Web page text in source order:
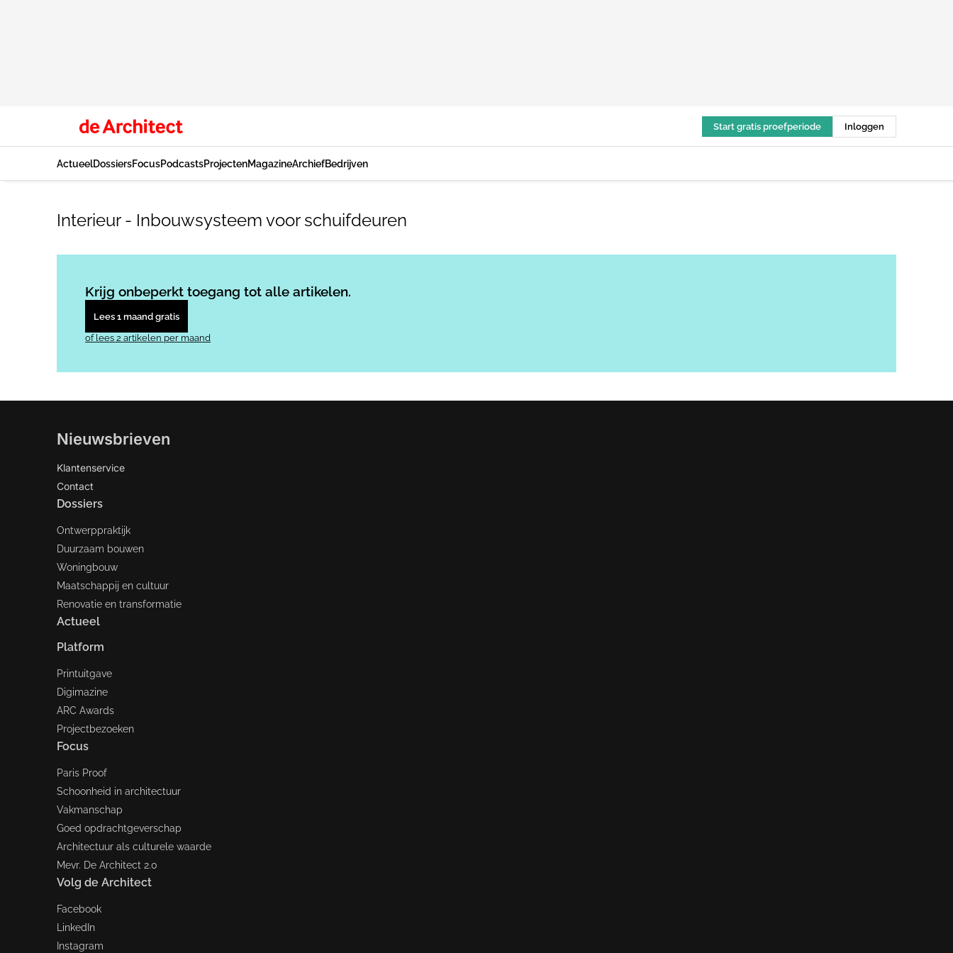
Start gratis proefperiode Inloggen
ActueelDossiersFocusPodcastsProjectenMagazineArchiefBedrijven
Interieur - Inbouwsysteem voor schuifdeuren
Krijg onbeperkt toegang tot alle artikelen.
Lees 1 maand gratis
of lees 2 artikelen per maand
Nieuwsbrieven
Klantenservice
Contact
Dossiers
Ontwerppraktijk
Duurzaam bouwen
Woningbouw
Maatschappij en cultuur
Renovatie en transformatie
Actueel
Platform
Printuitgave
Digimazine
ARC Awards
Projectbezoeken
Focus
Paris Proof
Schoonheid in architectuur
Vakmanschap
Goed opdrachtgeverschap
Architectuur als culturele waarde
Mevr. De Architect 2.0
Volg de Architect
Facebook
LinkedIn
Instagram